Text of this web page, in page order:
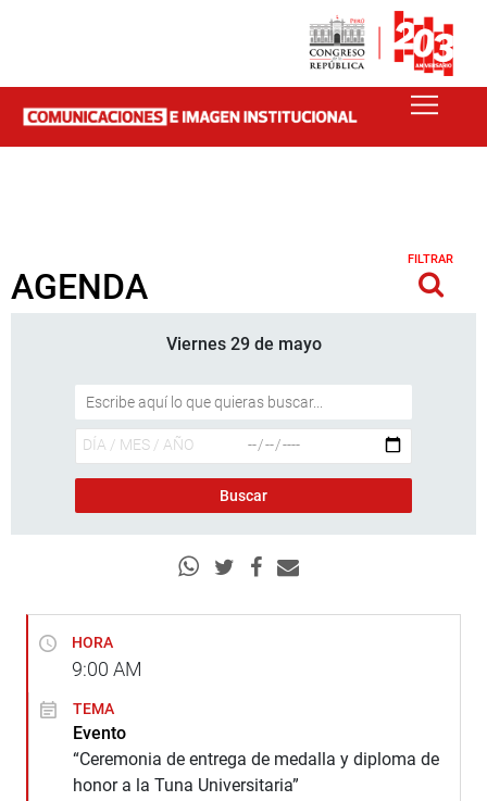
AGENDA
FILTRAR
Viernes 29 de mayo
HORA
9:00 AM
TEMA
Evento
“Ceremonia de entrega de medalla y diploma de
honor a la Tuna Universitaria”